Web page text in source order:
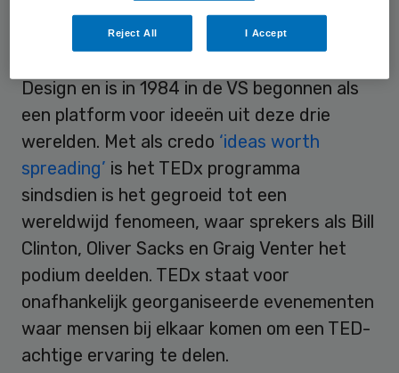
Fenomeen
Design en is in 1984 in de VS begonnen als
een platform voor ideeën uit deze drie
werelden. Met als credo ‘ideas worth
spreading’ is het TEDx programma
sindsdien is het gegroeid tot een
wereldwijd fenomeen, waar sprekers als Bill
Clinton, Oliver Sacks en Graig Venter het
podium deelden. TEDx staat voor
onafhankelijk georganiseerde evenementen
waar mensen bij elkaar komen om een TED-
achtige ervaring te delen.
Reject All I Accept